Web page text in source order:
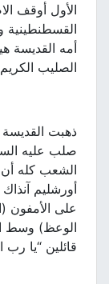
الأول أوقف
القسطنطينية
أمه القديسة
الصليب الكريم.
ذهبت
صلب عليه
الشعب كله أن
أورشليم
على الأمفون
الوعظ) وسط
قائلين “يا رب